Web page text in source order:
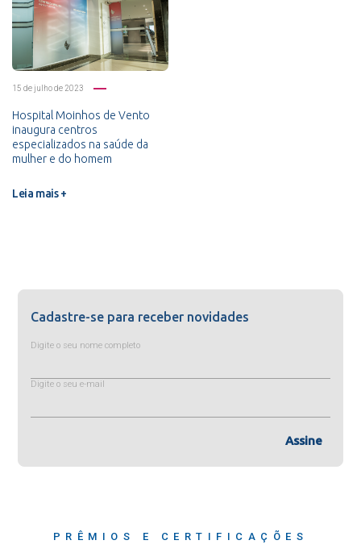
15 de julho de 2023
Hospital Moinhos de Vento
inaugura centros
especializados na saúde da
mulher e do homem
Leia mais +
Cadastre-se para receber novidades
Digite o seu nome completo
Digite o seu e-mail
Assine
PRÊMIOS E CERTIFICAÇÕES